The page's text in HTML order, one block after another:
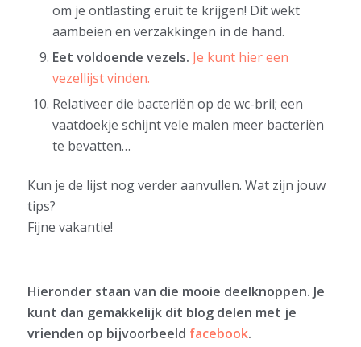
om je ontlasting eruit te krijgen! Dit wekt
aambeien en verzakkingen in de hand.
Eet voldoende vezels. Je kunt hier een
vezellijst vinden.
Relativeer die bacteriën op de wc-bril; een
vaatdoekje schijnt vele malen meer bacteriën
te bevatten…
Kun je de lijst nog verder aanvullen. Wat zijn jouw
tips?
Fijne vakantie!
Hieronder staan van die mooie deelknoppen. Je
kunt dan gemakkelijk dit blog delen met je
vrienden op bijvoorbeeld facebook.